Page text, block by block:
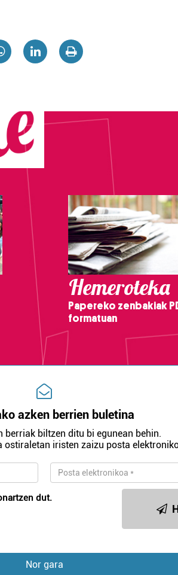
Hemeroteka
Papereko zenbakiak
formatuan
azken berrien buletina
berriak biltzen ditu bi egunean behin.
ostiraletan iristen zaizu posta
dut.
Nor gara